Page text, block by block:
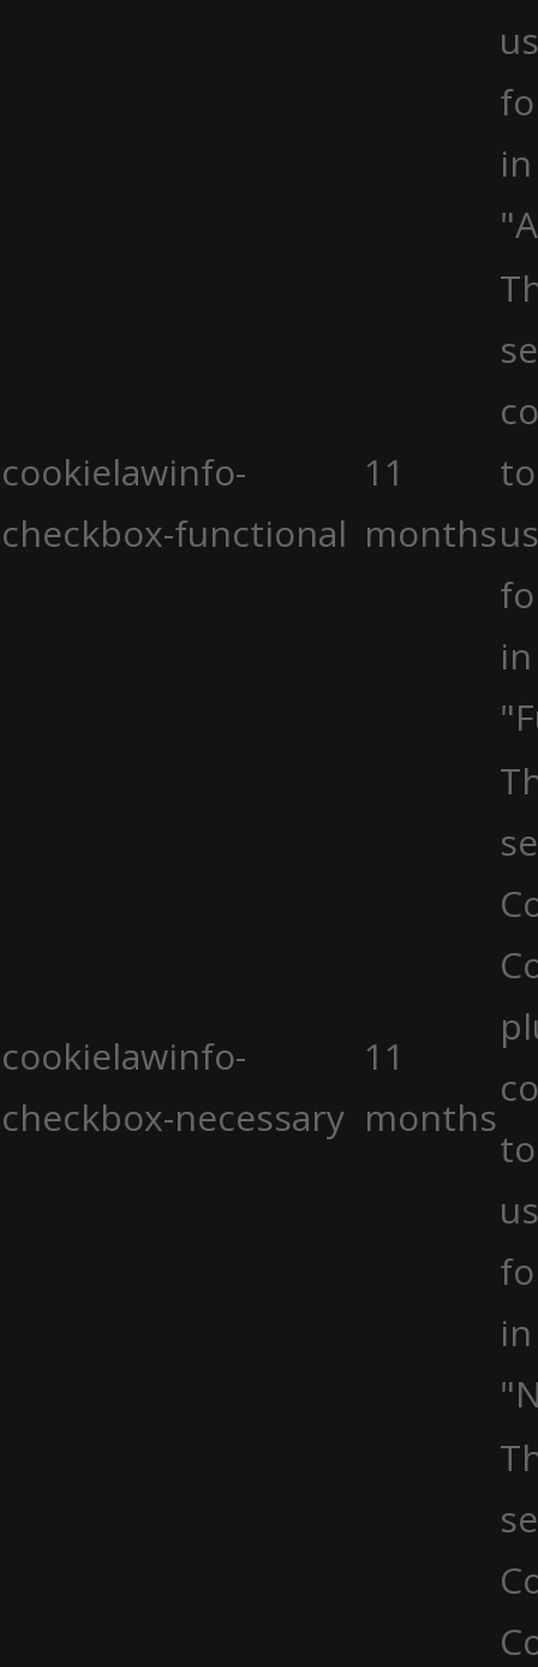
cookielawinfo-
checkbox-functional
11
months
cookielawinfo-
checkbox-necessary
11
months